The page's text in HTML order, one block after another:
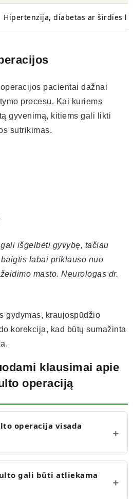
Hipertenzija, diabetas ar širdies
pacientai dažnai
procesu. Kai kuriems
gyvenimą, kitiems gali likti
sutrikimas.
išgelbėti gyvybę, tačiau
labai priklauso nuo
masto. Neurologas dr.
gydymas, kraujospūdžio
korekcija, kad būtų sumažinta
klausimai apie
operaciją
operacija visada
gali būti atliekama